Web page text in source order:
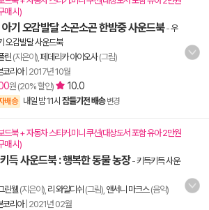
매 시)
기 오감발달 소곤소곤 한밤중 사운드북-우
오감발달 사운드북
린 (지은이), 페데리카 아이오사(그림)
코리아| 2017년 10월
원 (20% 할인) 10.0
배송 내일 밤 11시 잠들기전 배송 변경
드북 + 자동차 스티커.미니 쿠션(대상도서 포함 유아 2만원
매 시)
득 사운드북 : 행복한 동물 농장-키득키득 사운
린웰(지은이), 리 와일디쉬 (그림), 앤서니 마크스(음악)
코리아| 2021년 02월